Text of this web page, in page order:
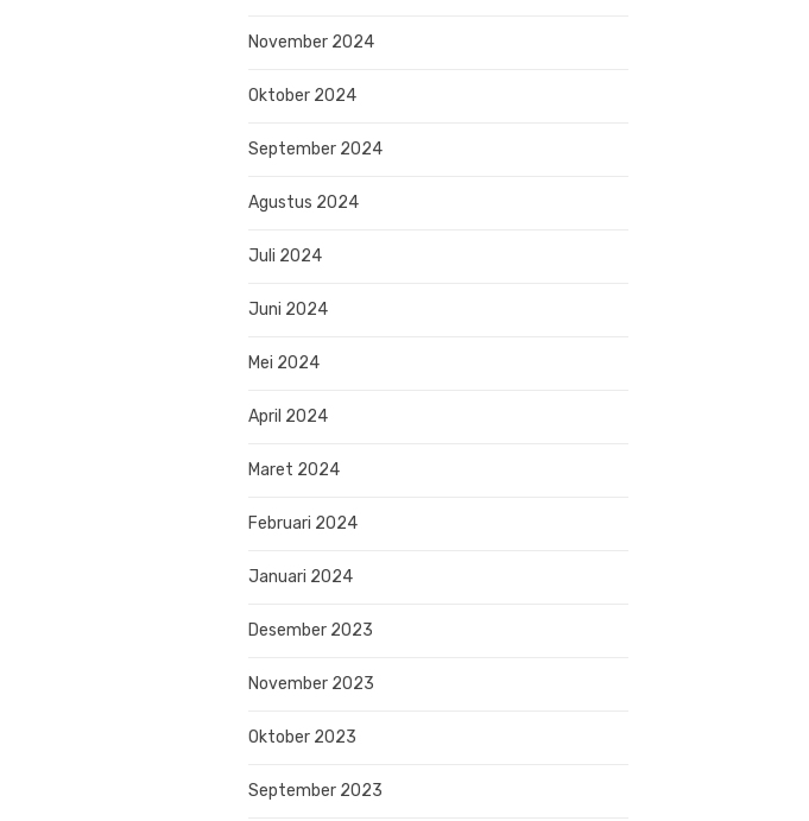
November 2024
Oktober 2024
September 2024
Agustus 2024
Juli 2024
Juni 2024
Mei 2024
April 2024
Maret 2024
Februari 2024
Januari 2024
Desember 2023
November 2023
Oktober 2023
September 2023